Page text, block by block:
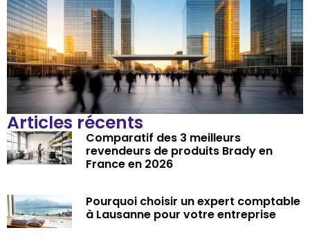
Articles récents
Comparatif des 3 meilleurs
revendeurs de produits Brady en
France en 2026
Pourquoi choisir un expert comptable
à Lausanne pour votre entreprise